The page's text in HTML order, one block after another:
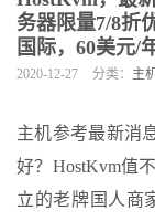
务器限量7/8折
国际，60美元/
2020-12-27 分类： 主
主机参考最新消
好？HostKvm值
立的老牌国人商